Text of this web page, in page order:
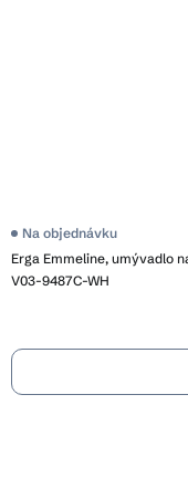
Erga Emmeline, umývadlo
V03-9487C-WH
Priemerné
produktu
je
Na objednávku